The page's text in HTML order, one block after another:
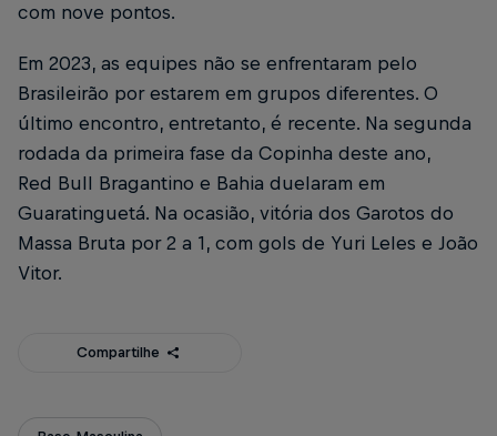
com nove pontos.
Em 2023, as equipes não se enfrentaram pelo
Brasileirão por estarem em grupos diferentes. O
último encontro, entretanto, é recente. Na segunda
rodada da primeira fase da Copinha deste ano,
Red Bull Bragantino e Bahia duelaram em
Guaratinguetá. Na ocasião, vitória dos Garotos do
Massa Bruta por 2 a 1, com gols de Yuri Leles e João
Vitor.
Compartilhe